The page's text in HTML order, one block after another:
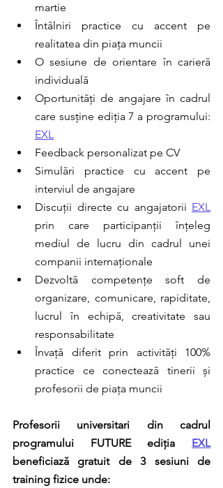
martie
Întâlniri practice cu accent pe
realitatea din piața muncii
O sesiune de orientare în carieră
individuală
Oportunități de angajare în cadrul
EXL
Feedback personalizat pe CV
Simulări practice cu accent pe
interviul de angajare
Discuții directe cu angajatorii EXL
prin care participanții înțeleg
mediul de lucru din cadrul unei
companii internaționale
Dezvoltă competențe soft de
organizare, comunicare, rapiditate,
lucrul în echipă, creativitate sau
responsabilitate
Învață diferit prin activități 100%
practice ce conectează tinerii și
profesorii de piața muncii
Profesorii universitari din cadrul
programului FUTURE ediția EXL
beneficiază gratuit de 3 sesiuni de
training fizice unde: